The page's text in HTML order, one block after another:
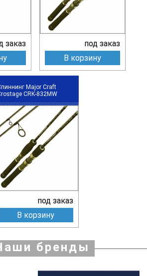
заказ
под заказ
В корзину
Major Craft
CRK-832MW
под заказ
В корзину
бренды